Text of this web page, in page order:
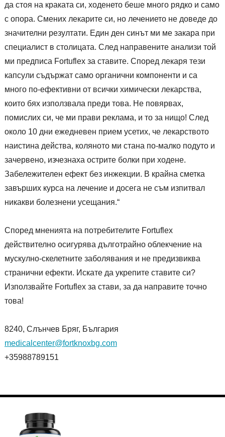
да стоя на краката си, ходенето беше много рядко и само
с опора. Смених лекарите си, но лечението не доведе до
значителни резултати. Един ден синът ми ме закара при
специалист в столицата. След направените анализи той
ми предписа Fortuflex за ставите. Според лекаря тези
капсули съдържат само органични компоненти и са
много по-ефективни от всички химически лекарства,
които бях използвала преди това. Не повярвах,
помислих си, че ми прави реклама, и то за нищо! След
около 10 дни ежедневен прием усетих, че лекарството
наистина действа, коляното ми стана по-малко подуто и
зачервено, изчезнаха острите болки при ходене.
Забележителен ефект без инжекции. В крайна сметка
завърших курса на лечение и досега не съм изпитвал
никакви болезнени усещания.“
Според мненията на потребителите Fortuflex
действително осигурява дълготрайно облекчение на
мускулно-скелетните заболявания и не предизвиква
странични ефекти. Искате да укрепите ставите си?
Използвайте Fortuflex за стави, за да направите точно
това!
8240, Слънчев Бряг, България
medicalcenter@fortknoxbg.com
+35988789151